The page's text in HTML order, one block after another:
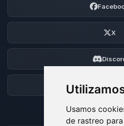
Usamos
de rastreo
X
Foro